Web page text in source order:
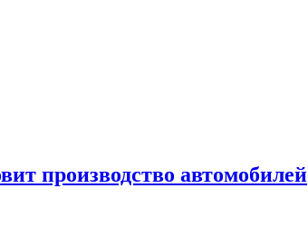
производство автомобилей